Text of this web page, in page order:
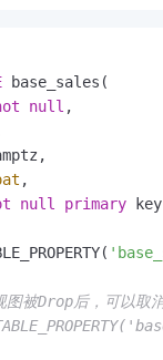
base_sales(
null ,
,
null primary key
被Drop后，可以取